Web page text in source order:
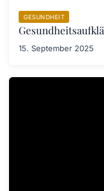
GESUNDHEIT
15. September 2025